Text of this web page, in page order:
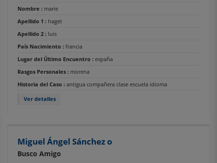
Nombre : marie
Apellido 1 : haget
Apellido 2 : luis
País Nacimiento : francia
Lugar del Último Encuentro : españa
Rasgos Personales : morena
Historia del Caso : antigua compañera clase escuela idioma
Ver detalles
Miguel Ángel Sánchez o
Busco Amigo